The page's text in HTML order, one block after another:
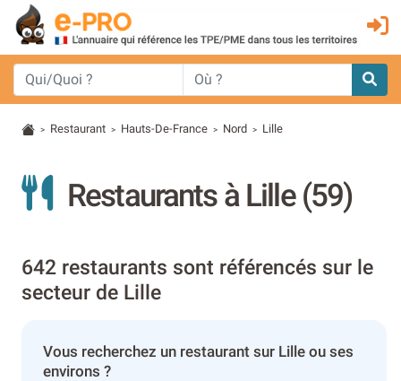
> Restaurant > Hauts-De-France > Nord > Lille
Restaurants à Lille (59)
642 restaurants sont référencés sur le
secteur de Lille
Vous recherchez un restaurant sur Lille ou ses
environs ?